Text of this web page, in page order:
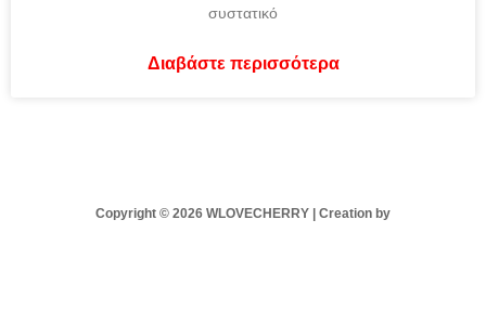
συστατικό
Διαβάστε περισσότερα
Copyright © 2026 WLOVECHERRY | Creation by